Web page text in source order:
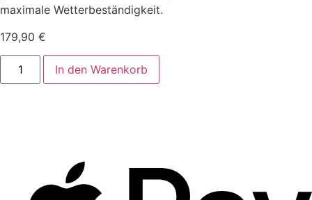
maximale Wetterbeständigkeit.
179,90 €
In den Warenkorb